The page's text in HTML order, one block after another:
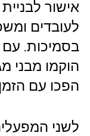
אישור
לעובדים
בסמיכות.
הוקמו מבני
הפכו עם
לשני